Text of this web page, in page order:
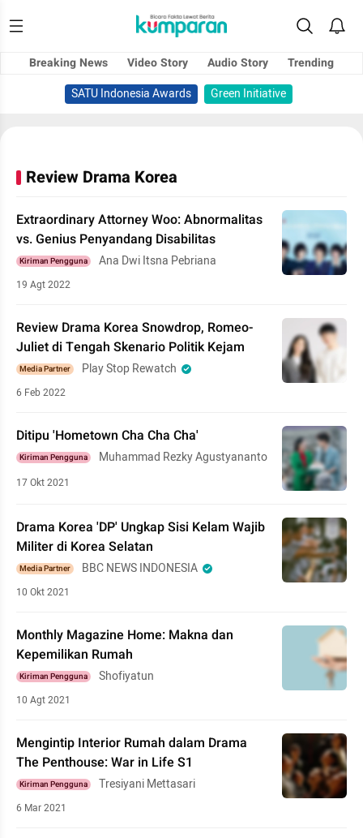
Breaking News Video Story Audio Story
Trending
SATU Indonesia Awards
Green Initiative
Review Drama Korea
Extraordinary Attorney Woo: Abnormalitas
vs. Genius Penyandang Disabilitas
Kiriman Pengguna Ana Dwi Itsna Pebriana
19 Agt 2022
Review Drama Korea Snowdrop, Romeo-
Juliet di Tengah Skenario Politik Kejam
Media Partner Play Stop Rewatch
6 Feb 2022
Ditipu 'Hometown Cha Cha Cha'
Kiriman Pengguna Muhammad Rezky Agustyananto
17 Okt 2021
Drama Korea 'DP' Ungkap Sisi Kelam Wajib
Militer di Korea Selatan
Media Partner BBC NEWS INDONESIA
10 Okt 2021
Monthly Magazine Home: Makna dan
Kepemilikan Rumah
Kiriman Pengguna Shofiyatun
10 Agt 2021
Mengintip Interior Rumah dalam Drama
The Penthouse: War in Life S1
Kiriman Pengguna Tresiyani Mettasari
6 Mar 2021